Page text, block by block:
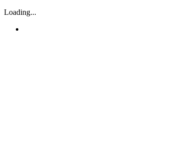
Loading...